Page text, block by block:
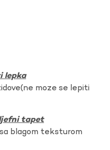
lepka
moze se lepiti
tapet
blagom teksturom